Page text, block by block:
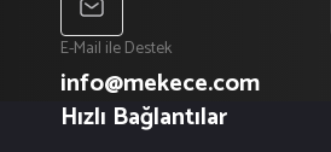
E-Mail ile Destek
info@mekece.com
Hızlı Bağlantılar